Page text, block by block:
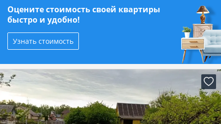
Оцените стоимость своей квартиры
быстро и удобно!
Узнать стоимость